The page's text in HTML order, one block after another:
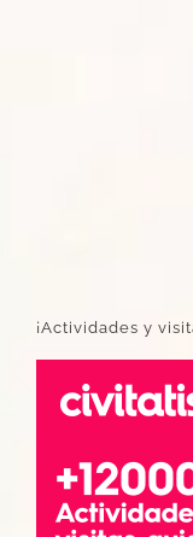
¡Actividades y